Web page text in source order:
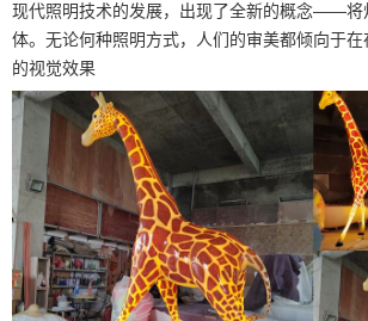
现代照明技术的发展，出现了全新的概念——将
体。无论何种照明方式，人们的审美都倾向于
的视觉效果